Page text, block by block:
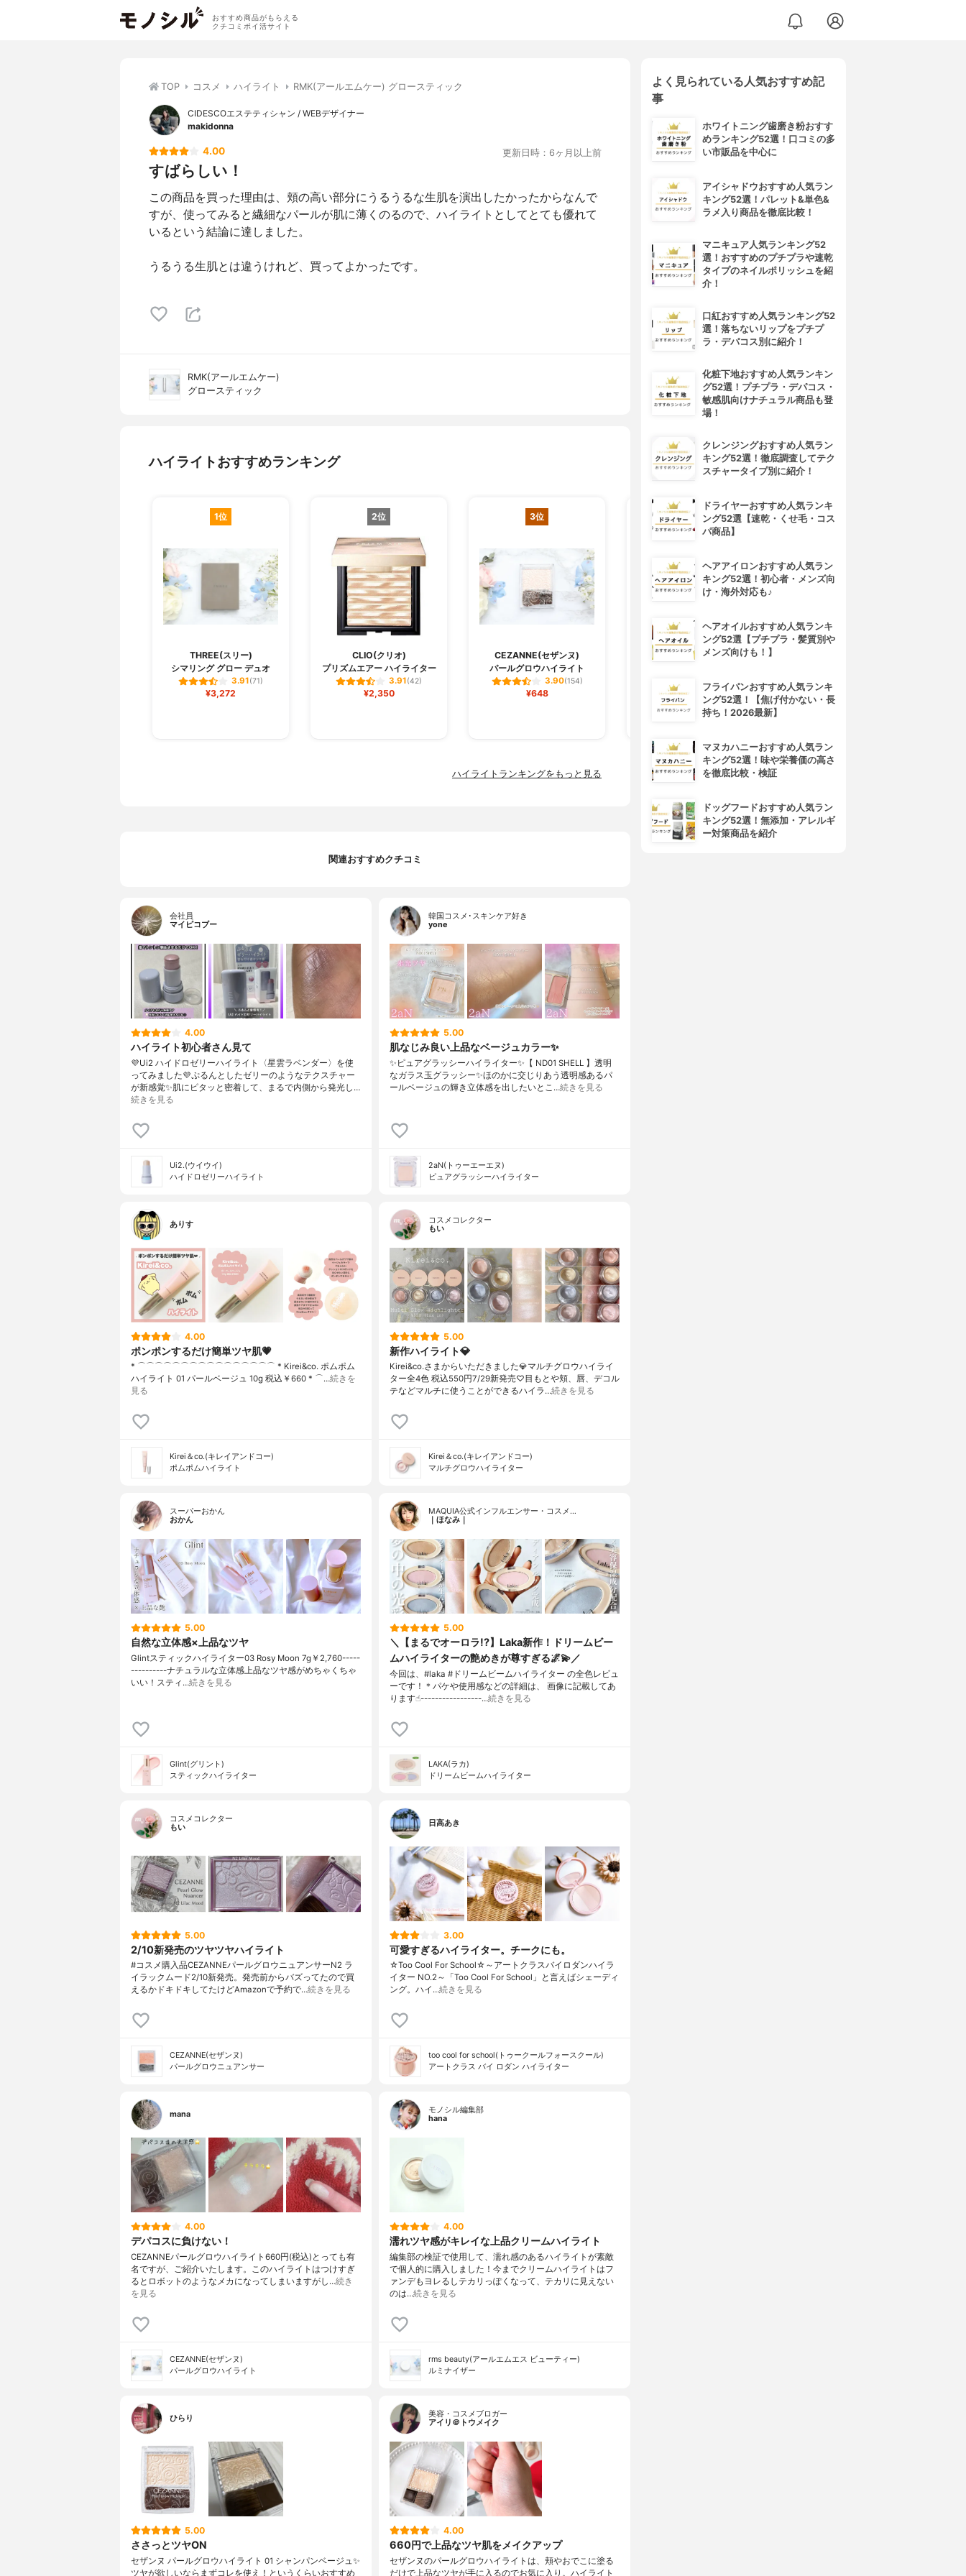
おすすめ商品がもらえる
クチコミポイ活サイト
TOP コスメ ハイライト RMK(アールエムケー) グロースティック
CIDESCOエステティシャン / WEBデザイナー
makidonna
4.00 更新日時：6ヶ月以上前
すばらしい！
この商品を買った理由は、頬の高い部分にうるうるな生肌を演出したかったからなんで
すが、使ってみると繊細なパールが肌に薄くのるので、ハイライトとしてとても優れて
いるという結論に達しました。
うるうる生肌とは違うけれど、買ってよかったです。
RMK(アールエムケー)
グロースティック
ハイライトおすすめランキング
1位
THREE(スリー)
シマリング グロー デュオ
3.91(71)
¥3,272
2位
CLIO(クリオ)
プリズムエアー ハイライター
3.91(42)
¥2,350
3位
CEZANNE(セザンヌ)
パールグロウハイライト
3.90(154)
¥648
4位
M・A・C(マック)
シュ
3.90(64)
¥4,620
マットラディアンス ベイクド
パウダー ハイライト
ハイライトランキングをもっと見る
関連おすすめクチコミ
会社員
マイピコブー
4.00
ハイライト初心者さん見て
💜Ui2 ハイドロゼリーハイライト〈星雲ラベンダー〉を使
ってみました💜ぷるんとしたゼリーのようなテクスチャー
が新感覚✨肌にピタッと密着して、まるで内側から発光し…
続きを見る
Ui2.(ウイウイ)
ハイドロゼリーハイライト
韓国コスメ･スキンケア好き
yone
5.00
肌なじみ良い上品なベージュカラー✨️
✨️ピュアグラッシーハイライター✨️【 ND01 SHELL 】透明
なガラス玉グラッシー✨️ほのかに交じりあう透明感あるパ
ールベージュの輝き立体感を出したいとこ…続きを見る
2aN(トゥーエーエヌ)
ピュアグラッシーハイライター
ありす
4.00
ポンポンするだけ簡単ツヤ肌💗
* ⌒⌒⌒⌒⌒⌒⌒⌒⌒⌒⌒⌒⌒⌒⌒⌒ * Kirei&co. ポムポム
ハイライト 01 パールベージュ 10g 税込￥660 * ⌒…続きを
見る
Kirei＆co.(キレイアンドコー)
ポムポムハイライト
コスメコレクター
もい
5.00
新作ハイライト💎
Kirei&co.さまからいただきました💎マルチグロウハイライ
ター全4色 税込550円7/29新発売♡目もとや頬、唇、デコル
テなどマルチに使うことができるハイラ…続きを見る
Kirei＆co.(キレイアンドコー)
マルチグロウハイライター
スーパーおかん
おかん
5.00
自然な立体感×上品なツヤ
Glintスティックハイライター03 Rosy Moon 7g￥2,760-----
----------ナチュラルな立体感上品なツヤ感がめちゃくちゃ
いい！スティ…続きを見る
Glint(グリント)
スティックハイライター
MAQUIA公式インフルエンサー・コスメ…
｜ほなみ｜
5.00
＼【まるでオーロラ!?】Laka新作！ドリームビー
ムハイライターの艶めきが尊すぎる🌌💫／
今回は、#laka #ドリームビームハイライター の全色レビュ
ーです！＊パケや使用感などの詳細は、 画像に記載してあ
ります☝︎-----------------…続きを見る
LAKA(ラカ)
ドリームビームハイライター
コスメコレクター
もい
5.00
2/10新発売のツヤツヤハイライト
#コスメ購入品CEZANNEパールグロウニュアンサーN2 ラ
イラックムード2/10新発売。発売前からバズってたので買
えるかドキドキしてたけどAmazonで予約で…続きを見る
CEZANNE(セザンヌ)
パールグロウニュアンサー
日高あき
3.00
可愛すぎるハイライター。チークにも。
☆Too Cool For School☆～アートクラスバイロダンハイラ
イター NO.2～「Too Cool For School」と言えばシェーディ
ング。ハイ…続きを見る
too cool for school(トゥークールフォースクール)
アートクラス バイ ロダン ハイライター
mana
4.00
デパコスに負けない！
CEZANNEパールグロウハイライト660円(税込)とっても有
名ですが、ご紹介いたします。このハイライトはつけすぎ
るとロボットのようなメカになってしまいますがし…続き
を見る
CEZANNE(セザンヌ)
パールグロウハイライト
モノシル編集部
hana
4.00
濡れツヤ感がキレイな上品クリームハイライト
編集部の検証で使用して、濡れ感のあるハイライトが素敵
で個人的に購入しました！今までクリームハイライトはフ
ァンデもヨレるしテカリっぽくなって、テカリに見えない
のは…続きを見る
rms beauty(アールエムエス ビューティー)
ルミナイザー
ひらり
5.00
ささっとツヤON
セザンヌ パールグロウハイライト 01 シャンパンベージュ✨
ツヤが欲しいならまずコレを使え！というくらいおすすめ
美容・コスメブロガー
アイリ＠トウメイク
4.00
660円で上品なツヤ肌をメイクアップ
セザンヌのパールグロウハイライトは、頬やおでこに塗る
だけで上品なツヤが手に入るのでお気に入り。ハイライト
よく見られている人気おすすめ記
事
ホワイトニング歯磨き粉おすす
めランキング52選！口コミの多
い市販品を中心に
アイシャドウおすすめ人気ラン
キング52選！パレット&単色&
ラメ入り商品を徹底比較！
マニキュア人気ランキング52
選！おすすめのプチプラや速乾
タイプのネイルポリッシュを紹
介！
口紅おすすめ人気ランキング52
選！落ちないリップをプチプ
ラ・デパコス別に紹介！
化粧下地おすすめ人気ランキン
グ52選！プチプラ・デパコス・
敏感肌向けナチュラル商品も登
場！
クレンジングおすすめ人気ラン
キング52選！徹底調査してテク
スチャータイプ別に紹介！
ドライヤーおすすめ人気ランキ
ング52選【速乾・くせ毛・コス
パ商品】
ヘアアイロンおすすめ人気ラン
キング52選！初心者・メンズ向
け・海外対応も♪
ヘアオイルおすすめ人気ランキ
ング52選【プチプラ・髪質別や
メンズ向けも！】
フライパンおすすめ人気ランキ
ング52選！【焦げ付かない・長
持ち！2026最新】
マヌカハニーおすすめ人気ラン
キング52選！味や栄養価の高さ
を徹底比較・検証
ドッグフードおすすめ人気ラン
キング52選！無添加・アレルギ
ー対策商品を紹介